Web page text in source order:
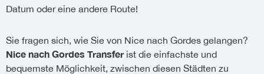
Datum oder eine andere Route!
Sie fragen sich, wie Sie von Nice nach Gordes gelangen?
Nice nach Gordes Transferist die einfachste und
bequemste Möglichkeit, zwischen diesen Städten zu